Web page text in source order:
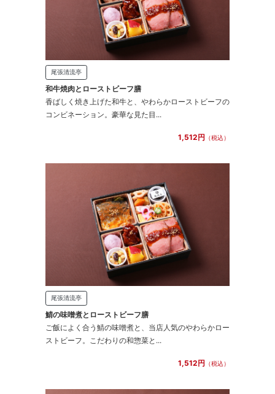
尾張清流亭
和牛焼肉とローストビーフ膳
香ばしく焼き上げた和牛と、やわらかローストビーフの
コンビネーション。豪華な見た目...
1,512円 （税込）
尾張清流亭
鯖の味噌煮とローストビーフ膳
ご飯によく合う鯖の味噌煮と、当店人気のやわらかロー
ストビーフ。こだわりの和惣菜と...
1,512円 （税込）